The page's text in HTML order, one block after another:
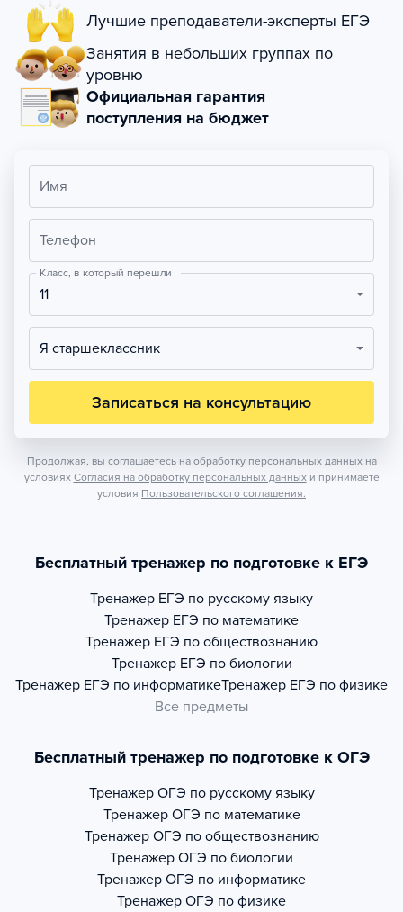
Лучшие преподаватели-эксперты ЕГЭ
Занятия в небольших группах по
уровню
Официальная гарантия
поступления на бюджет
Имя
Телефон
Класс, в который перешли
11
Я старшеклассник
Записаться на консультацию
Продолжая, вы соглашаетесь на обработку персональных данных на
условиях Согласия на обработку персональных данных и принимаете
условия Пользовательского соглашения.
Бесплатный тренажер по подготовке к ЕГЭ
Тренажер ЕГЭ по русскому языку
Тренажер ЕГЭ по математике
Тренажер ЕГЭ по обществознанию
Тренажер ЕГЭ по биологии
Тренажер ЕГЭ по информатикеТренажер ЕГЭ по физике
Все предметы
Бесплатный тренажер по подготовке к ОГЭ
Тренажер ОГЭ по русскому языку
Тренажер ОГЭ по математике
Тренажер ОГЭ по обществознанию
Тренажер ОГЭ по биологии
Тренажер ОГЭ по информатике
Тренажер ОГЭ по физике